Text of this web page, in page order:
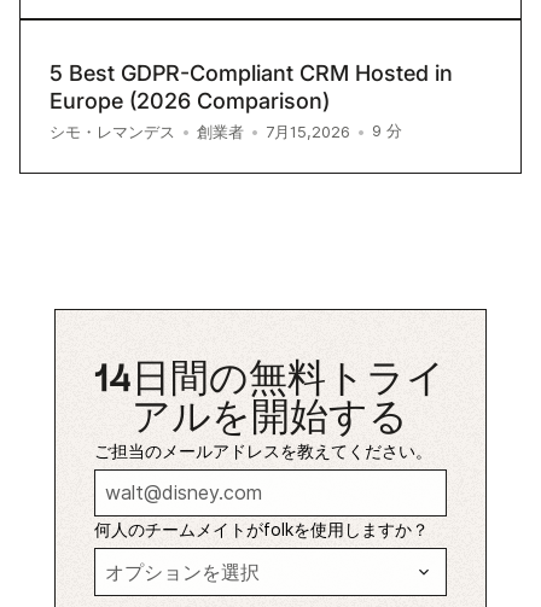
5 Best GDPR-Compliant CRM Hosted in
Europe (2026 Comparison)
シモ・レマンデス • 創業者 • 7月15,2026 • 9 分
14日間の無料トライ
アルを開始する
ご担当のメールアドレスを教えてください。
何人のチームメイトがfolkを使用しますか？